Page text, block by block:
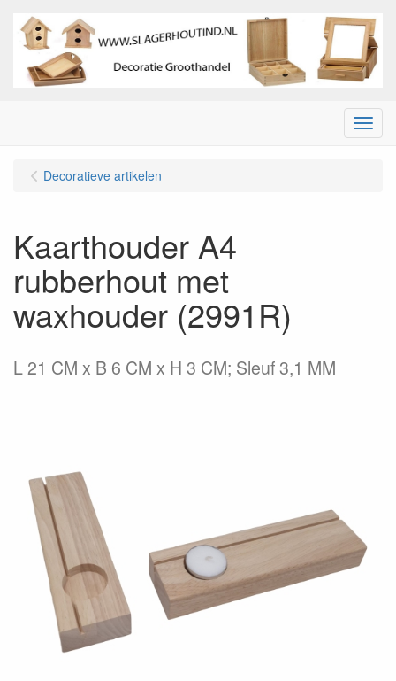
Menu
Decoratieve artikelen
Kaarthouder A4
rubberhout met
waxhouder (2991R)
L 21 CM x B 6 CM x H 3 CM; Sleuf 3,1 MM